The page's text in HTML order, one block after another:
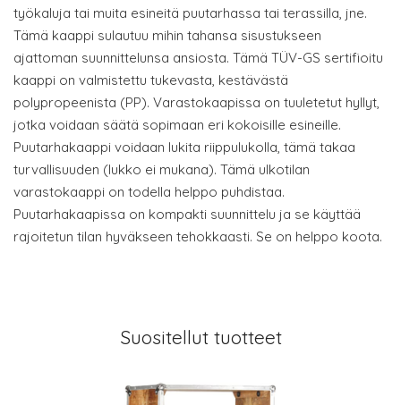
työkaluja tai muita esineitä puutarhassa tai terassilla, jne.
Tämä kaappi sulautuu mihin tahansa sisustukseen
ajattoman suunnittelunsa ansiosta. Tämä TÜV-GS sertifioitu
kaappi on valmistettu tukevasta, kestävästä
polypropeenista (PP). Varastokaapissa on tuuletetut hyllyt,
jotka voidaan säätä sopimaan eri kokoisille esineille.
Puutarhakaappi voidaan lukita riippulukolla, tämä takaa
turvallisuuden (lukko ei mukana). Tämä ulkotilan
varastokaappi on todella helppo puhdistaa.
Puutarhakaapissa on kompakti suunnittelu ja se käyttää
rajoitetun tilan hyväkseen tehokkaasti. Se on helppo koota.
Suositellut tuotteet